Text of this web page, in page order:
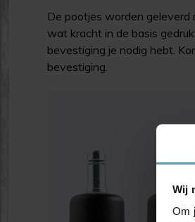
Wij
Om
De pootjes worden
wat kracht in de basis
bevestiging je nodig hebt.
bevestiging.